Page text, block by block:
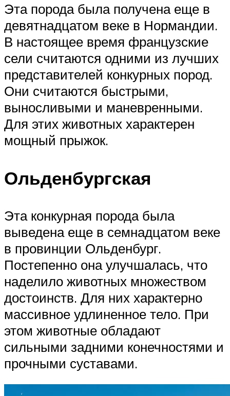
Эта порода была получена еще в
девятнадцатом веке в Нормандии.
В настоящее время французские
сели считаются одними из лучших
представителей конкурных пород.
Они считаются быстрыми,
выносливыми и маневренными.
Для этих животных характерен
мощный прыжок.
Ольденбургская
Эта конкурная порода была
выведена еще в семнадцатом веке
в провинции Ольденбург.
Постепенно она улучшалась, что
наделило животных множеством
достоинств. Для них характерно
массивное удлиненное тело. При
этом животные обладают
сильными задними конечностями и
прочными суставами.